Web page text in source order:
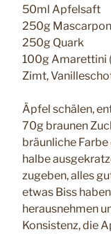
50ml Apfelsaft
250g
250g Quark
100g Amarettini
Zimt,
Äpfel schälen,
70g braunen
bräunliche
halbe
zugeben, alles
etwas Biss
herausnehmen
Konsistenz, die